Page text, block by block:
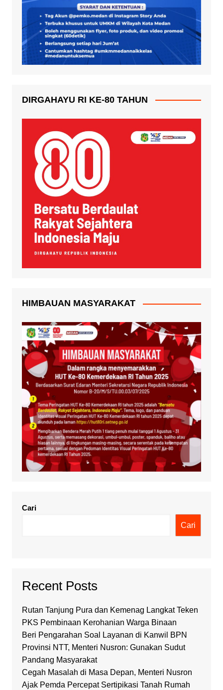
DIRGAHAYU RI KE-80 TAHUN
HIMBAUAN MASYARAKAT
Cari
Cari
Recent Posts
Rutan Tanjung Pura dan Kemenag Langkat Teken
PKS Pembinaan Kerohanian Warga Binaan
Beri Pengarahan Soal Layanan di Kanwil BPN
Provinsi NTT, Menteri Nusron: Gunakan Sudut
Pandang Masyarakat
Cegah Masalah di Masa Depan, Menteri Nusron
Ajak Pemda Percepat Sertipikasi Tanah Rumah